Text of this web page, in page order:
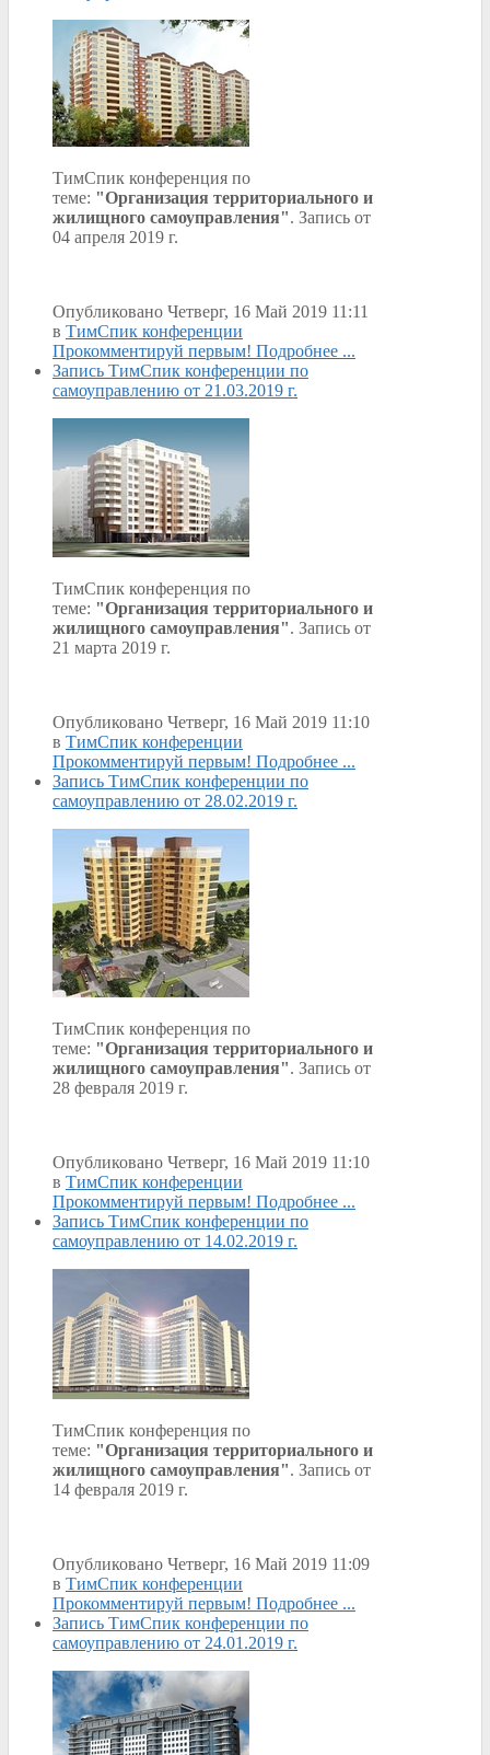
ТимСпик конференция по
теме: "Организация территориального и
жилищного самоуправления". Запись от
04 апреля 2019 г.
Опубликовано Четверг, 16 Май 2019 11:11
в ТимСпик конференции
Прокомментируй первым! Подробнее ...
Запись ТимСпик конференции по
самоуправлению от 21.03.2019 г.
ТимСпик конференция по
теме: "Организация территориального и
жилищного самоуправления". Запись от
21 марта 2019 г.
Опубликовано Четверг, 16 Май 2019 11:10
в ТимСпик конференции
Прокомментируй первым! Подробнее ...
Запись ТимСпик конференции по
самоуправлению от 28.02.2019 г.
ТимСпик конференция по
теме: "Организация территориального и
жилищного самоуправления". Запись от
28 февраля 2019 г.
Опубликовано Четверг, 16 Май 2019 11:10
в ТимСпик конференции
Прокомментируй первым! Подробнее ...
Запись ТимСпик конференции по
самоуправлению от 14.02.2019 г.
ТимСпик конференция по
теме: "Организация территориального и
жилищного самоуправления". Запись от
14 февраля 2019 г.
Опубликовано Четверг, 16 Май 2019 11:09
в ТимСпик конференции
Прокомментируй первым! Подробнее ...
Запись ТимСпик конференции по
самоуправлению от 24.01.2019 г.